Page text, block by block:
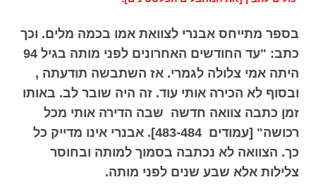
בספר מתייחס אבנרי לצוואת אמו בכמה מלים. וכך
כתב: "עד החודשים האחרונים לפני מותה בגיל 94
היתה אמי צלולה לגמרי. אז השתבשה תודעתה ,
ובסוף לא הכירה אותי עוד. זה היה שובר לב. באותו
זמן כתבה צוואה חדשה שבה הדירה אותי מכל
רכושה" [עמודים 483-484]. אבנרי אינו מדייק כל
כך. הצוואה לא נכתבה בסמוך למותה ובחוסר
צלילות אלא שבע שנים לפני מותה.